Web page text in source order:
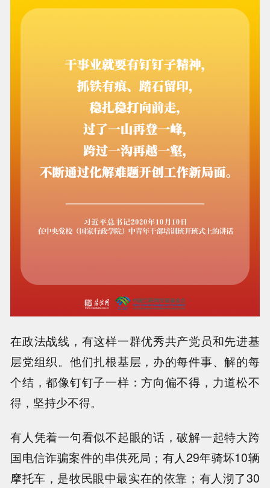
在政法战线，有这样一群优秀共产党员和先进基
层党组织。他们扎根基层，办的每件事、解的每
个结，都像钉钉子一样：方向偏不得，力道松不
得，坚持少不得。
有人凭着一句看似不起眼的话，破解一起特大跨
国电信诈骗案件的串供死局；有人29年骑坏10辆
摩托车，是牧民眼中最实在的依靠；有人沏了30